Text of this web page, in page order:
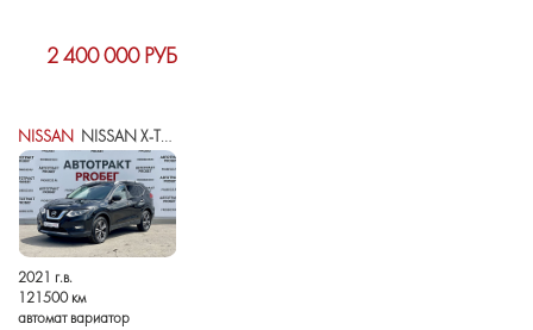
2 400 000 РУБ
NISSAN NISSAN X-TRAIL III РЕСТАЙЛИНГ
2021 г.в.
121500 км
автомат вариатор